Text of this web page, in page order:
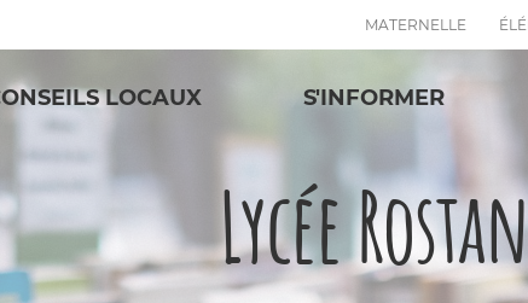
MATERNELLE
LOCAUX S'INFORMER
Lycée